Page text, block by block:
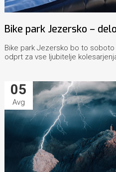
Bike park Jezersko –
Bike park Jezersko bo to soboto
odprt za vse ljubitelje
05
Avg